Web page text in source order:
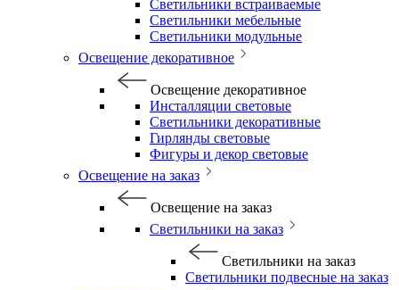
Светильники встраиваемые
Светильники мебельные
Светильники модульные
Освещение декоративное
Освещение декоративное
Инсталляции световые
Светильники декоративные
Гирлянды световые
Фигуры и декор световые
Освещение на заказ
Освещение на заказ
Светильники на заказ
Светильники на заказ
Светильники подвесные на заказ